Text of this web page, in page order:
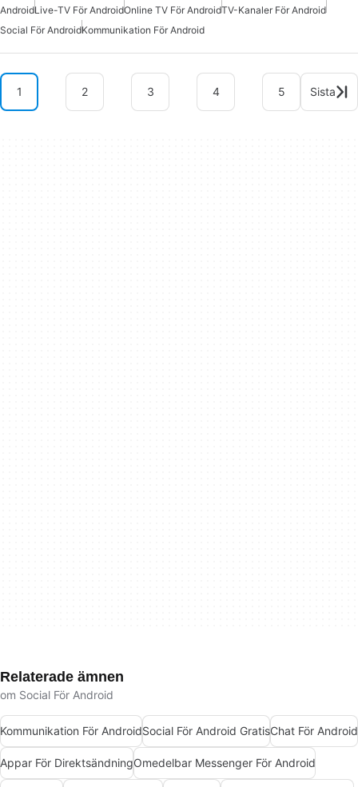
AndroidLive-TV För AndroidOnline TV För AndroidTV-Kanaler För Android
Social För AndroidKommunikation För Android
1 2 3 4 5 Sista
Relaterade ämnen
om Social För Android
Kommunikation För AndroidSocial För Android GratisChat För Android
Appar För DirektsändningOmedelbar Messenger För Android